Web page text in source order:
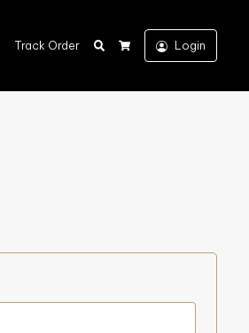
Track Order
Search
Cart
Login